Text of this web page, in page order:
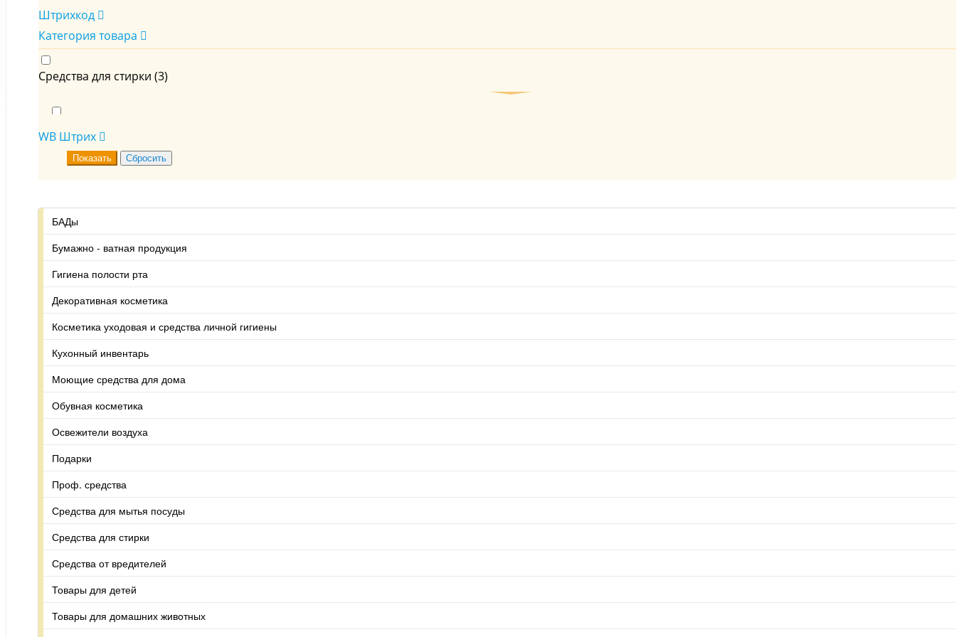
Штрихкод
Категория товара
Средства для стирки (3)
WB Штрих
БАДы
Бумажно - ватная продукция
Гигиена полости рта
Декоративная косметика
Косметика уходовая и средства личной гигиены
Кухонный инвентарь
Моющие средства для дома
Обувная косметика
Освежители воздуха
Подарки
Проф. средства
Средства для мытья посуды
Средства для стирки
Средства от вредителей
Товары для детей
Товары для домашних животных